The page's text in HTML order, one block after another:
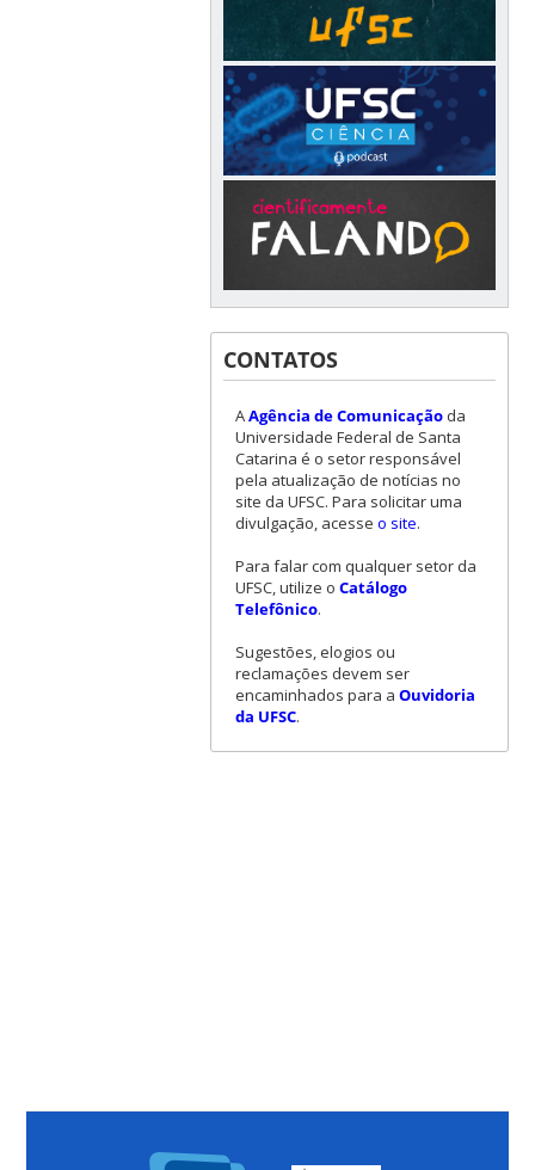
CONTATOS
AAgência de Comunicaçãoda
Universidade Federal de Santa
Catarina é o setor responsável
pela atualização de notícias no
site da UFSC. Para solicitar uma
divulgação, acesse o site.
Para falar com qualquer setor da
UFSC, utilize o Catálogo
Telefônico.
Sugestões, elogios ou
reclamações devem ser
encaminhados para a Ouvidoria
da UFSC.